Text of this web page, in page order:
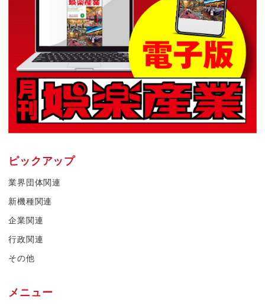
ピックアップ
業界団体関連
新機種関連
企業関連
行政関連
その他
メニュー